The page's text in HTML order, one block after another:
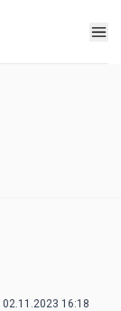
02.11.2023 16:18